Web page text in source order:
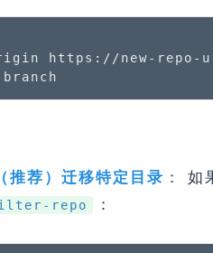
https://new-repo-
（推荐）迁移特定目录 ：
repo ：